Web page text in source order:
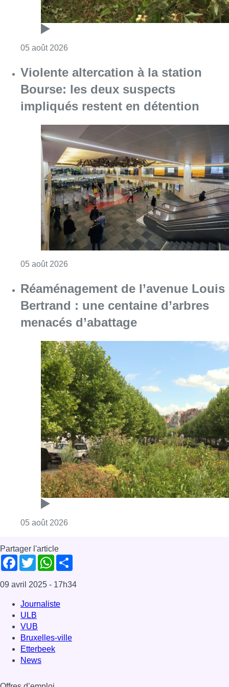
05 août 2026
Violente altercation à la station
Bourse: les deux suspects
impliqués restent en détention
05 août 2026
Réaménagement de l’avenue Louis
Bertrand : une centaine d’arbres
menacés d’abattage
05 août 2026
Partager l'article
Facebook
TwitterWhatsApp
09 avril 2025 - 17h34
Journaliste
ULB
VUB
Bruxelles-ville
Etterbeek
News